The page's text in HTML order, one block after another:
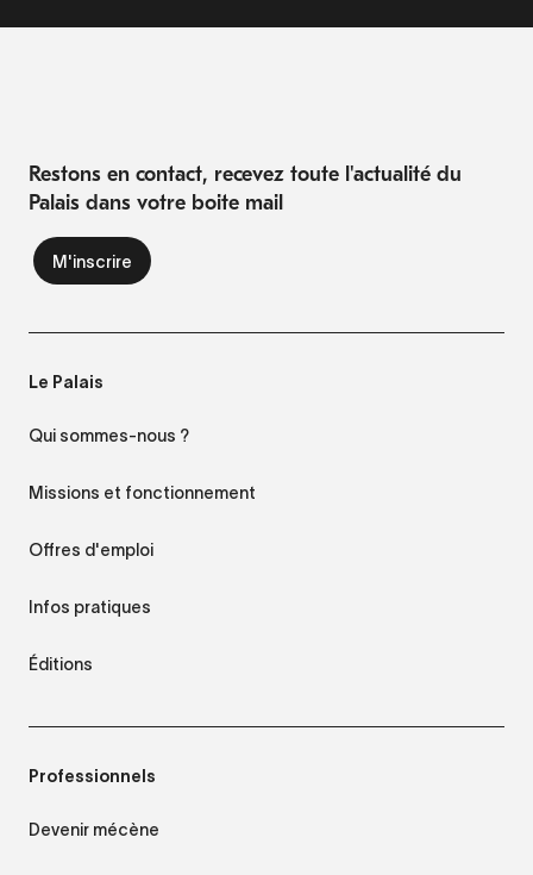
Restons en contact, recevez toute l'actualité du
Palais dans votre boite mail
Le Palais
Qui sommes-nous ?
Missions et fonctionnement
Offres d'emploi
Infos pratiques
Éditions
Professionnels
Devenir mécène